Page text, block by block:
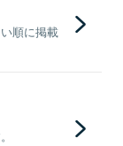
順に掲載